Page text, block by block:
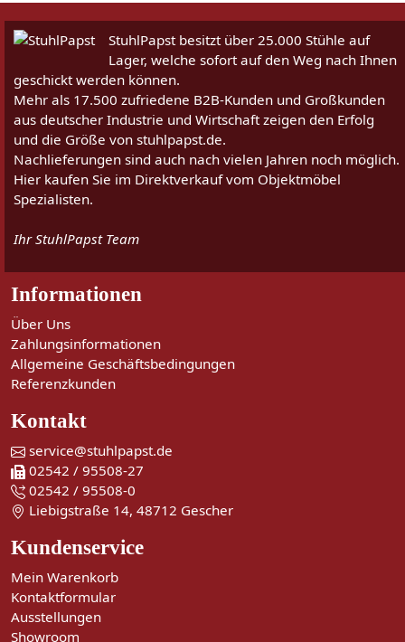
StuhlPapst besitzt über 25.000 Stühle auf
Lager, welche sofort auf den Weg nach Ihnen
geschickt werden können.
Mehr als 17.500 zufriedene B2B-Kunden und Großkunden
aus deutscher Industrie und Wirtschaft zeigen den Erfolg
und die Größe von stuhlpapst.de.
Nachlieferungen sind auch nach vielen Jahren noch möglich.
Hier kaufen Sie im Direktverkauf vom Objektmöbel
Spezialisten.
Ihr StuhlPapst Team
Informationen
Über Uns
Zahlungsinformationen
Allgemeine Geschäftsbedingungen
Referenzkunden
Kontakt
service@stuhlpapst.de
02542 / 95508-27
02542 / 95508-0
Liebigstraße 14, 48712 Gescher
Kundenservice
Mein Warenkorb
Kontaktformular
Ausstellungen
Showroom